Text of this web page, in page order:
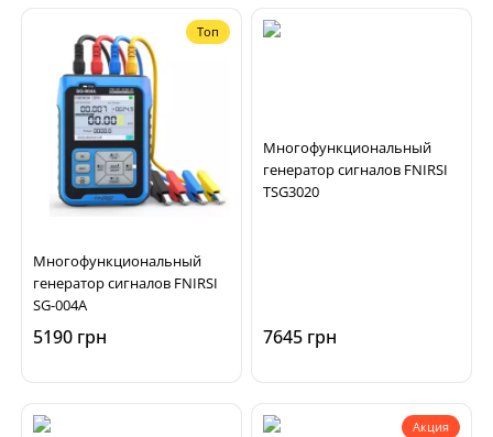
Топ
Многофункциональный
генератор сигналов FNIRSI
SG-004A
5190 грн
Многофункциональный
генератор сигналов FNIRSI
TSG3020
7645 грн
Акция